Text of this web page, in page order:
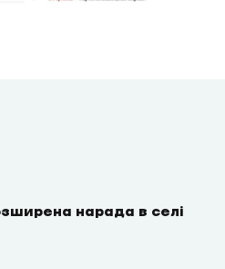
нарада в селі